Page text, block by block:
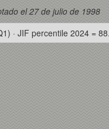
el 27 de julio de 1998
· JIF percentile 2024 =